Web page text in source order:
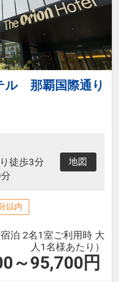
ル 那覇国際通り
徒歩3分
地図
以内
宿泊 2名1室ご利用時 大
人1名様あたり）
～95,700 円